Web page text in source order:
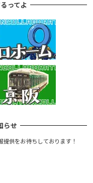
ってよ
らせ
供をお待ちしております！